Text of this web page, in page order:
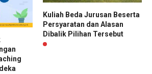
Kuliah Beda Jurusan Beserta
Persyaratan dan Alasan
Dibalik Pilihan Tersebut